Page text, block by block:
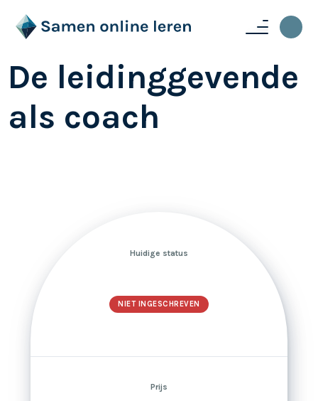
De leidinggevende
als coach
Huidige status
NIET INGESCHREVEN
Prijs